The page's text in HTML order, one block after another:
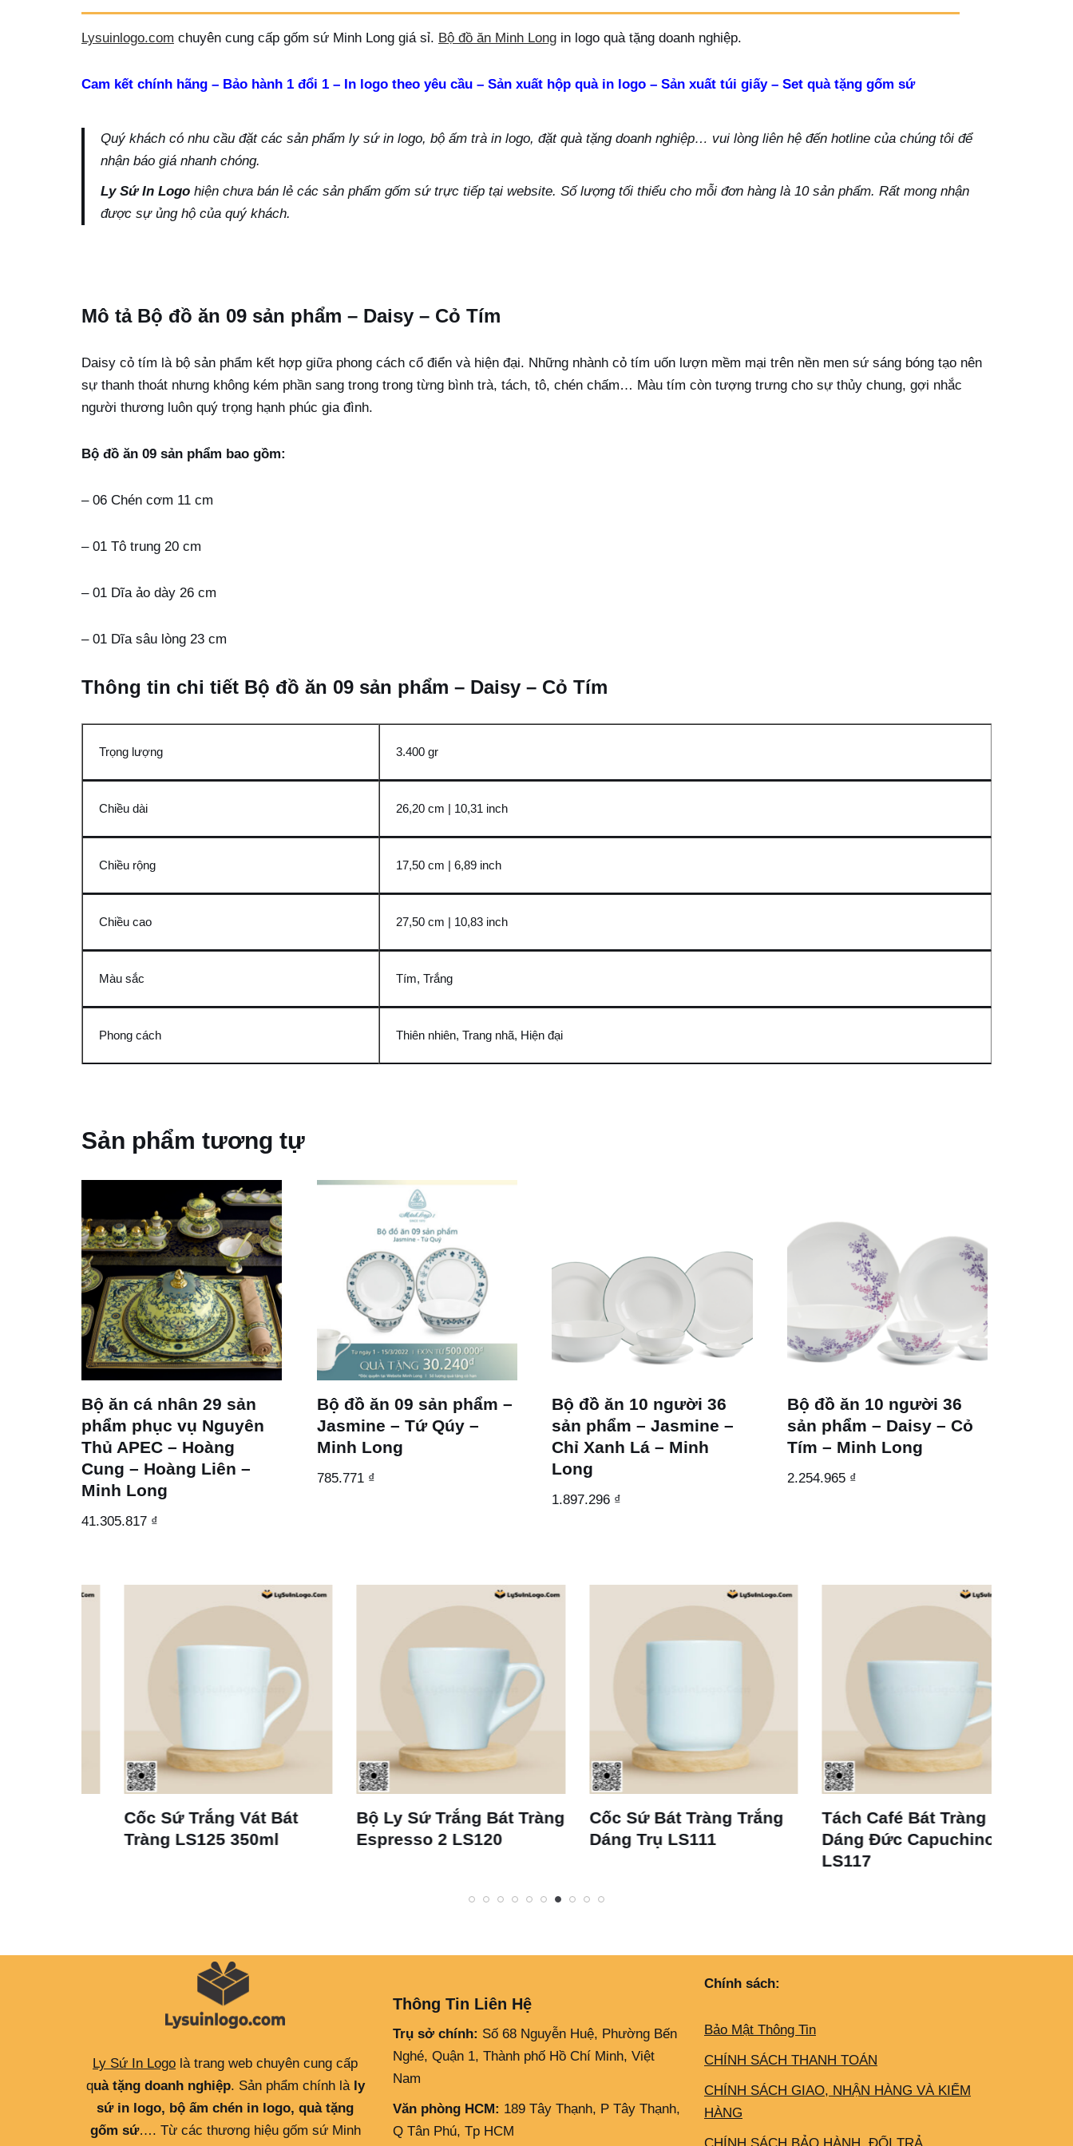
Lysuinlogo.com chuyên cung cấp gốm sứ Minh Long giá sỉ. Bộ đồ ăn Minh Long in logo quà tặng doanh nghiệp.
Cam kết chính hãng – Bảo hành 1 đổi 1 – In logo theo yêu cầu – Sản xuất hộp quà in logo – Sản xuất túi giấy – Set quà tặng gốm sứ
Quý khách có nhu cầu đặt các sản phẩm ly sứ in logo, bộ ấm trà in logo, đặt quà tặng doanh nghiệp… vui lòng liên hệ đến hotline của chúng tôi để
nhận báo giá nhanh chóng.
Ly Sứ In Logo hiện chưa bán lẻ các sản phẩm gốm sứ trực tiếp tại website. Số lượng tối thiểu cho mỗi đơn hàng là 10 sản phẩm. Rất mong nhận
được sự ủng hộ của quý khách.
Mô tả Bộ đồ ăn 09 sản phẩm – Daisy – Cỏ Tím
Daisy cỏ tím là bộ sản phẩm kết hợp giữa phong cách cổ điển và hiện đại. Những nhành cỏ tím uốn lượn mềm mại trên nền men sứ sáng bóng tạo nên
sự thanh thoát nhưng không kém phần sang trong trong từng bình trà, tách, tô, chén chấm… Màu tím còn tượng trưng cho sự thủy chung, gợi nhắc
người thương luôn quý trọng hạnh phúc gia đình.
Bộ đồ ăn 09 sản phẩm bao gồm:
– 06 Chén cơm 11 cm
– 01 Tô trung 20 cm
– 01 Dĩa ảo dày 26 cm
– 01 Dĩa sâu lòng 23 cm
Thông tin chi tiết Bộ đồ ăn 09 sản phẩm – Daisy – Cỏ Tím
Trọng lượng 3.400 gr
Chiều dài 26,20 cm | 10,31 inch
Chiều rộng 17,50 cm | 6,89 inch
Chiều cao 27,50 cm | 10,83 inch
Màu sắc Tím, Trắng
Phong cách Thiên nhiên, Trang nhã, Hiện đại
Sản phẩm tương tự
Bộ ăn cá nhân 29 sản
phẩm phục vụ Nguyên
Thủ APEC – Hoàng
Cung – Hoàng Liên –
Minh Long
41.305.817 ₫
Bộ đồ ăn 09 sản phẩm –
Jasmine – Tứ Qúy –
Minh Long
785.771 ₫
Bộ đồ ăn 10 người 36
sản phẩm – Jasmine –
Chỉ Xanh Lá – Minh
Long
1.897.296 ₫
Bộ đồ ăn 10 người 36
sản phẩm – Daisy – Cỏ
Tím – Minh Long
2.254.965 ₫
Cốc Sứ Trắng Vát Bát
Tràng LS125 350ml
Bộ Ly Sứ Trắng Bát Tràng
Espresso 2 LS120
Cốc Sứ Bát Tràng Trắng
Dáng Trụ LS111
Tách Café Bát Tràng
Dáng Đức Capuchino
LS117
Ly Sứ In Logo là trang web chuyên cung cấp
quà tặng doanh nghiệp. Sản phẩm chính là ly
sứ in logo, bộ ấm chén in logo, quà tặng
gốm sứ…. Từ các thương hiệu gốm sứ Minh
Thông Tin Liên Hệ
Trụ sở chính: Số 68 Nguyễn Huệ, Phường Bến
Nghé, Quận 1, Thành phố Hồ Chí Minh, Việt
Nam
Văn phòng HCM: 189 Tây Thạnh, P Tây Thạnh,
Q Tân Phú, Tp HCM
Chính sách:
Bảo Mật Thông Tin
CHÍNH SÁCH THANH TOÁN
CHÍNH SÁCH GIAO, NHẬN HÀNG VÀ KIỂM
HÀNG